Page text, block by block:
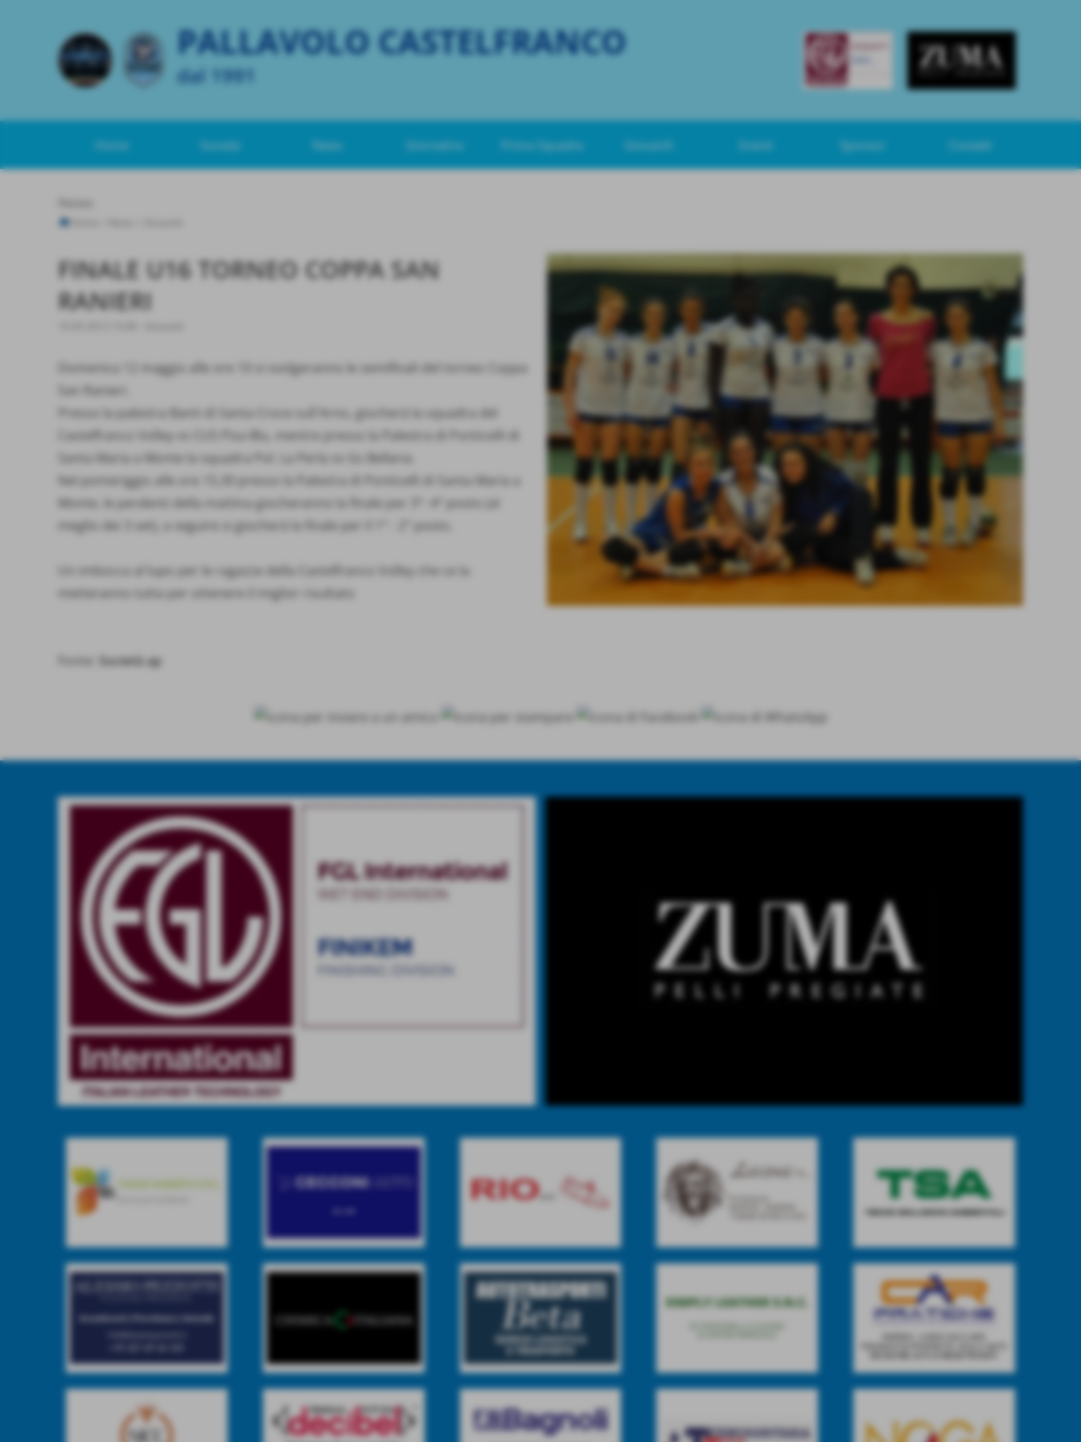
PALLAVOLO CASTELFRANCO
dal 1991
Home Società News Giornalino Prima Squadra Giovanili Eventi Sponsor Contatti
FINALE U16 TORNEO COPPA SAN
RANIERI
Domenica 12 maggio alle ore 10 si svolgeranno le semifinali del torneo Coppa
San Ranieri.
Presso la palestra Banti di Santa Croce sull´Arno, giocherà la squadra del
Castelfranco Volley vs CUS Pisa Blu, mentre presso la Palestra di Ponticelli di
Santa Maria a Monte la squadra Pol. La Perla vs Gs Bellaria.
Nel pomeriggio alle ore 15,30 presso la Palestra di Ponticelli di Santa Maria a
Monte, le perdenti della mattina giocheranno la finale per 3°- 4° posto (al
meglio dei 3 set), a seguire si giocherà la finale per il 1° - 2° posto.
Un imbocca al lupo per le ragazze della Castelfranco Volley che ce la
metteranno tutta per ottenere il miglior risultato
Fonte: Società ap